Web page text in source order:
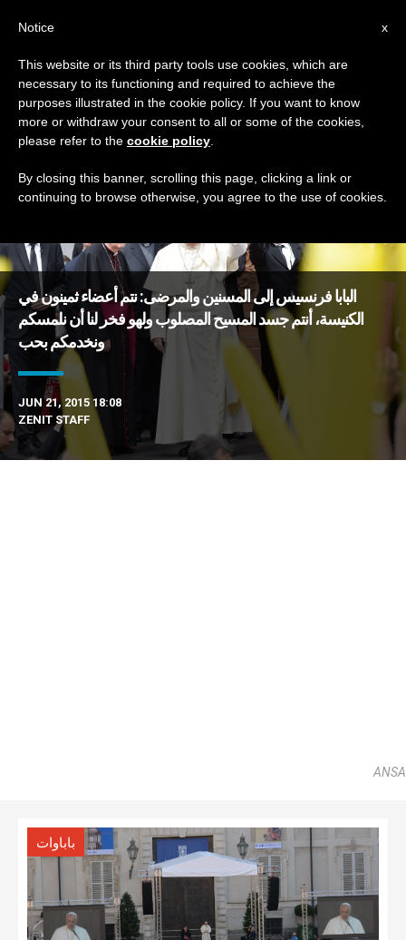
DAY
June 21st, 2015
DERNIÈRES NOUVELLES
البابا فرنسيس إلى المسنين والمرضى: نتم أعضاء ثمينون في
الكنيسة، أنتم جسد المسيح المصلوب ولهو فخر لنا أن نلمسكم
ونخدمكم بحب
JUN 21, 2015 18:08
ZENIT STAFF
ANSA
باباوات
x
Notice
This website or its third party tools use cookies, which are
necessary to its functioning and required to achieve the
purposes illustrated in the cookie policy. If you want to know
more or withdraw your consent to all or some of the cookies,
please refer to the cookie policy
By closing this banner, scrolling this page, clicking a link or
continuing to browse otherwise, you agree to the use of cookies.